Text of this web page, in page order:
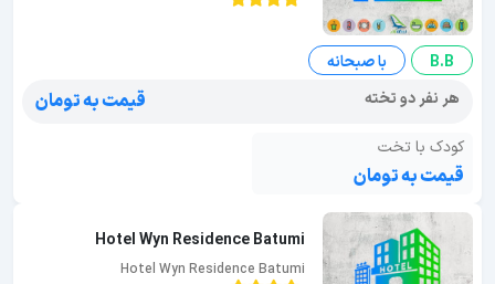
B.B
با صبحانه
هر نفر دو تخته
قیمت به تومان
کودک با تخت
قیمت به تومان
Hotel Wyn Residence Batumi
Hotel Wyn Residence Batumi